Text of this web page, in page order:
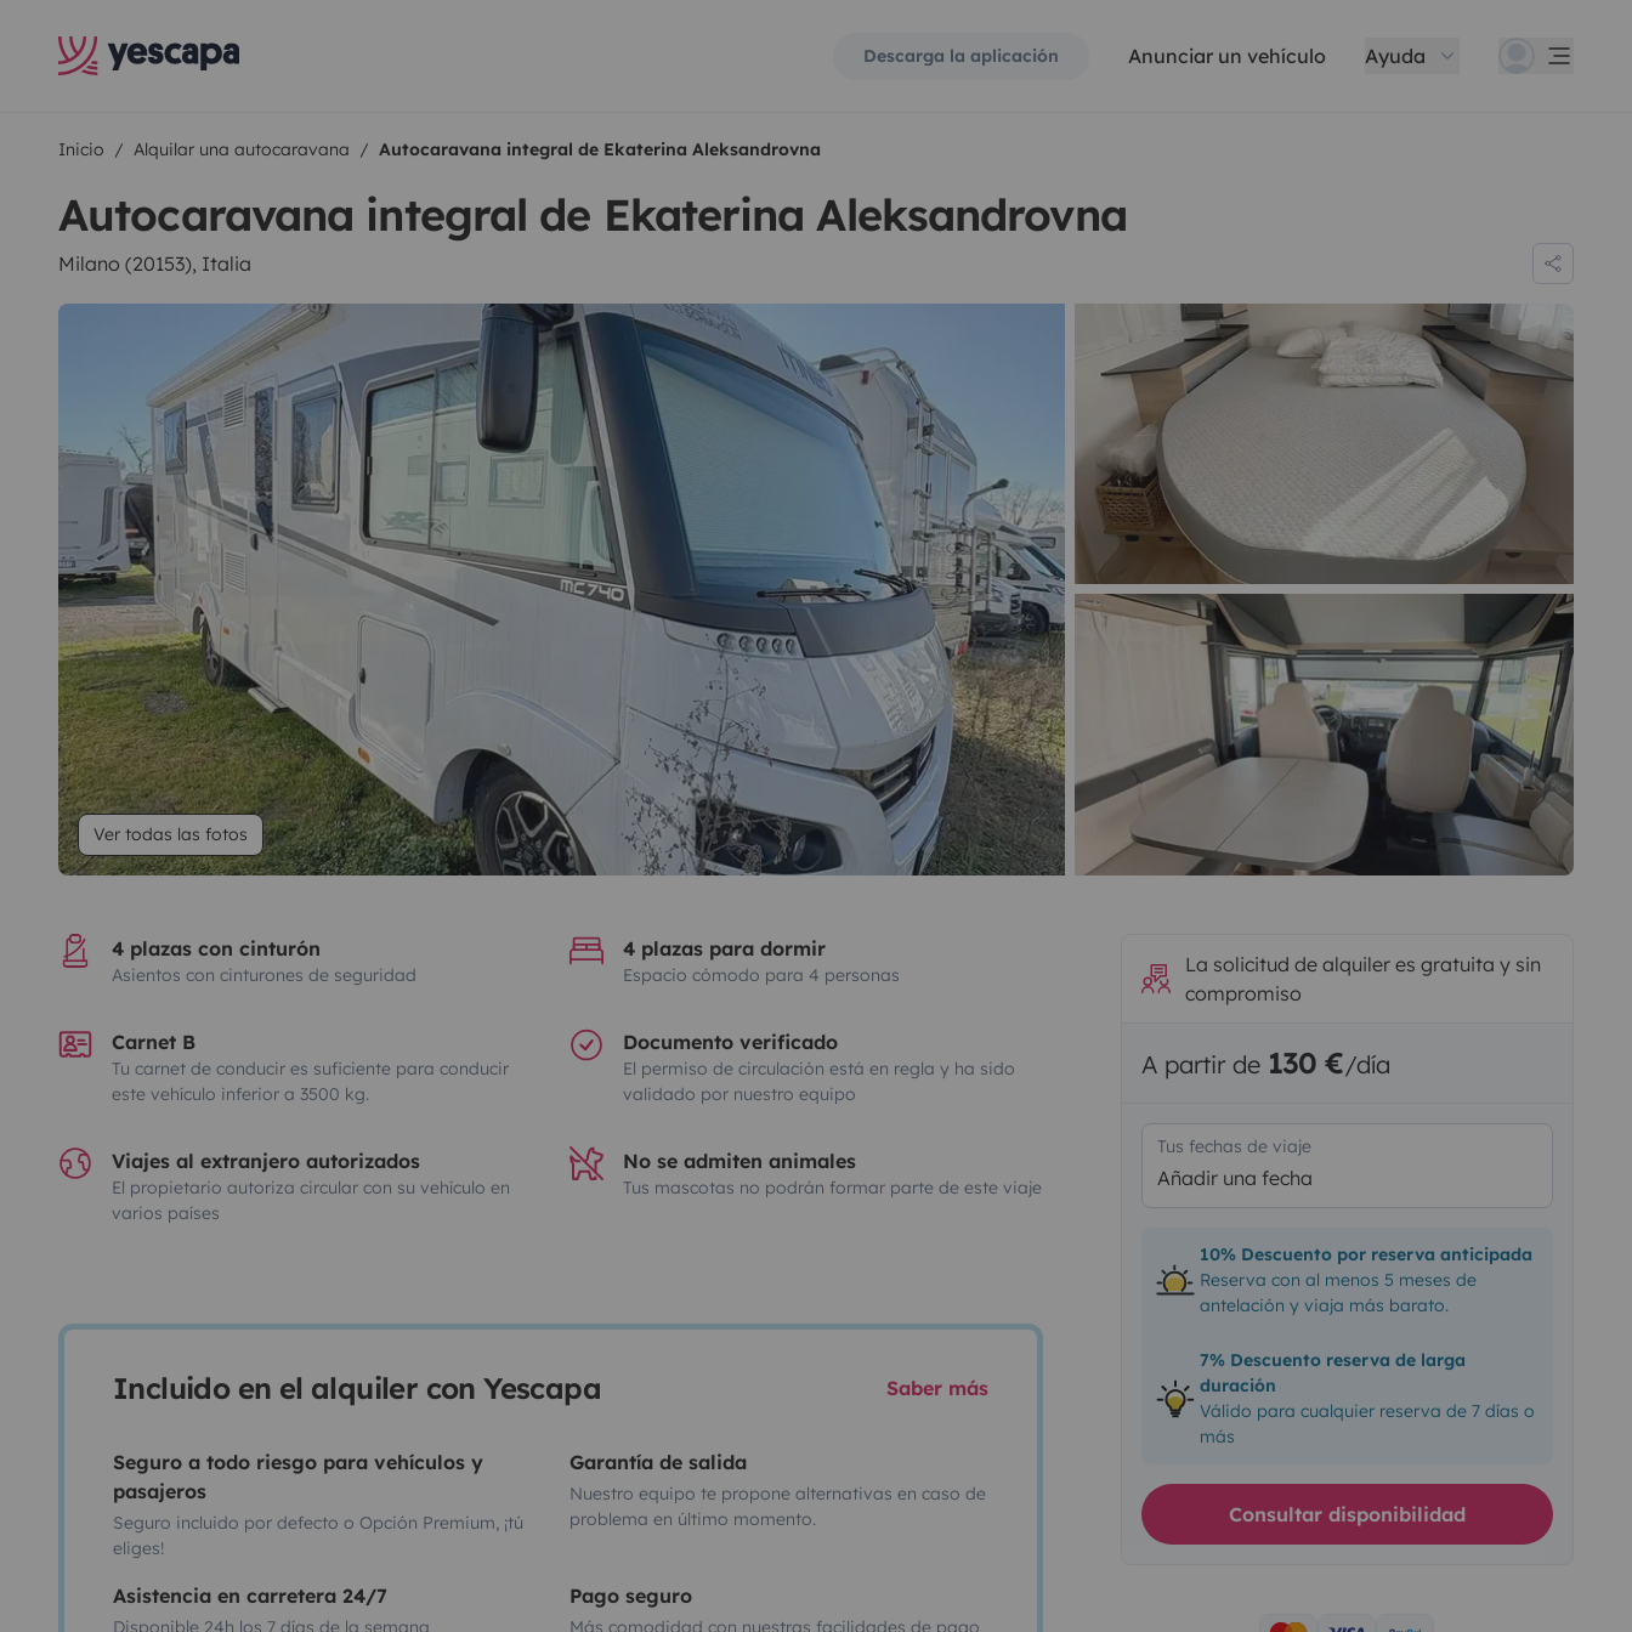
Descarga la aplicación Anunciar un vehículo Ayuda
Inicio Alquilar una autocaravana Autocaravana integral de Ekaterina Aleksandrovna
Autocaravana integral de Ekaterina Aleksandrovna
Milano (20153), Italia
Ver todas las fotos
4 plazas con cinturón
Asientos con cinturones de seguridad
4 plazas para dormir
Espacio cómodo para 4 personas
Carnet B
Tu carnet de conducir es suficiente para conducir
este vehículo inferior a 3500 kg.
Documento verificado
El permiso de circulación está en regla y ha sido
validado por nuestro equipo
Viajes al extranjero autorizados
El propietario autoriza circular con su vehículo en
varios países
No se admiten animales
Tus mascotas no podrán formar parte de este viaje
Incluido en el alquiler con Yescapa Saber más
Seguro a todo riesgo para vehículos y
pasajeros
Seguro incluido por defecto o Opción Premium, ¡tú
eliges!
Garantía de salida
Nuestro equipo te propone alternativas en caso de
problema en último momento.
Asistencia en carretera 24/7
Disponible 24h los 7 días de la semana
Pago seguro
Más comodidad con nuestras facilidades de pago
La solicitud de alquiler es gratuita y sin
compromiso
A partir de 130 €/día
Tus fechas de viaje
Añadir una fecha
10% Descuento por reserva anticipada
Reserva con al menos 5 meses de
antelación y viaja más barato.
7% Descuento reserva de larga
duración
Válido para cualquier reserva de 7 días o
más
Consultar disponibilidad